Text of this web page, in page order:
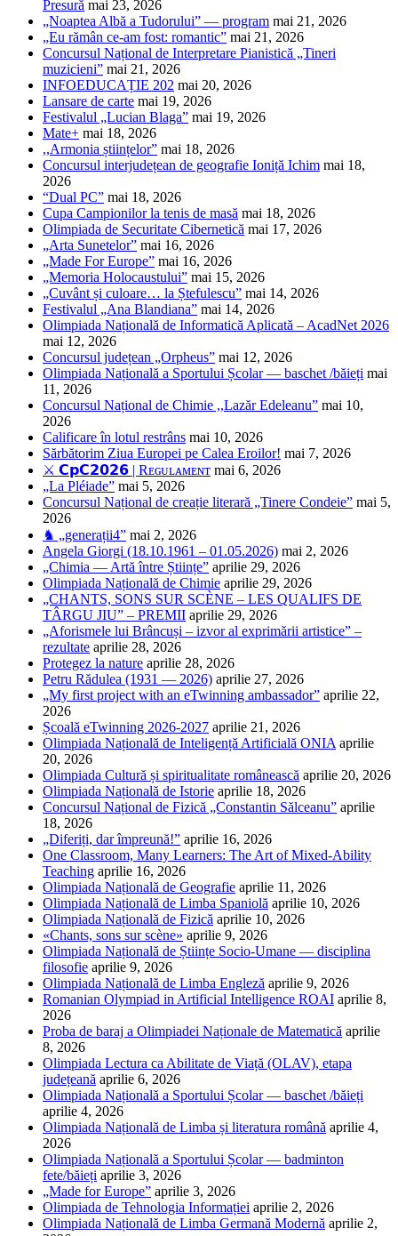
Presură mai 23, 2026
„Noaptea Albă a Tudorului” — program mai 21, 2026
„Eu rămân ce-am fost: romantic” mai 21, 2026
Concursul Național de Interpretare Pianistică „Tineri
muzicieni” mai 21, 2026
INFOEDUCAȚIE 202 mai 20, 2026
Lansare de carte mai 19, 2026
Festivalul „Lucian Blaga” mai 19, 2026
Mate+ mai 18, 2026
,,Armonia științelor” mai 18, 2026
Concursul interjudețean de geografie Ioniță Ichim mai 18,
2026
“Dual PC” mai 18, 2026
Cupa Campionilor la tenis de masă mai 18, 2026
Olimpiada de Securitate Cibernetică mai 17, 2026
„Arta Sunetelor” mai 16, 2026
„Made For Europe” mai 16, 2026
„Memoria Holocaustului” mai 15, 2026
„Cuvânt și culoare… la Ștefulescu” mai 14, 2026
Festivalul „Ana Blandiana” mai 14, 2026
Olimpiada Națională de Informatică Aplicată – AcadNet 2026
mai 12, 2026
Concursul județean „Orpheus” mai 12, 2026
Olimpiada Națională a Sportului Școlar — baschet /băieți mai
11, 2026
Concursul Național de Chimie ,,Lazăr Edeleanu” mai 10,
2026
Calificare în lotul restrâns mai 10, 2026
Sărbătorim Ziua Europei pe Calea Eroilor! mai 7, 2026
⚔️ 𝗖𝗽𝗖𝟮𝟬𝟮𝟲 | Rᴇɢᴜʟᴀᴍᴇɴᴛ mai 6, 2026
„La Pléiade” mai 5, 2026
Concursul Național de creație literară „Tinere Condeie” mai 5,
2026
♞ „generații4” mai 2, 2026
Angela Giorgi (18.10.1961 – 01.05.2026) mai 2, 2026
„Chimia — Artă între Științe” aprilie 29, 2026
Olimpiada Națională de Chimie aprilie 29, 2026
„CHANTS, SONS SUR SCÈNE – LES QUALIFS DE
TÂRGU JIU” – PREMII aprilie 29, 2026
„Aforismele lui Brâncuși – izvor al exprimării artistice” –
rezultate aprilie 28, 2026
Protegez la nature aprilie 28, 2026
Petru Rădulea (1931 — 2026) aprilie 27, 2026
„My first project with an eTwinning ambassador” aprilie 22,
2026
Școală eTwinning 2026-2027 aprilie 21, 2026
Olimpiada Națională de Inteligență Artificială ONIA aprilie
20, 2026
Olimpiada Cultură și spiritualitate românească aprilie 20, 2026
Olimpiada Națională de Istorie aprilie 18, 2026
Concursul Național de Fizică „Constantin Sălceanu” aprilie
18, 2026
„Diferiți, dar împreună!” aprilie 16, 2026
One Classroom, Many Learners: The Art of Mixed-Ability
Teaching aprilie 16, 2026
Olimpiada Națională de Geografie aprilie 11, 2026
Olimpiada Națională de Limba Spaniolă aprilie 10, 2026
Olimpiada Națională de Fizică aprilie 10, 2026
«Chants, sons sur scène» aprilie 9, 2026
Olimpiada Națională de Științe Socio-Umane — disciplina
filosofie aprilie 9, 2026
Olimpiada Națională de Limba Engleză aprilie 9, 2026
Romanian Olympiad in Artificial Intelligence ROAI aprilie 8,
2026
Proba de baraj a Olimpiadei Naționale de Matematică aprilie
8, 2026
Olimpiada Lectura ca Abilitate de Viață (OLAV), etapa
județeană aprilie 6, 2026
Olimpiada Națională a Sportului Școlar — baschet /băieți
aprilie 4, 2026
Olimpiada Națională de Limba și literatura română aprilie 4,
2026
Olimpiada Națională a Sportului Școlar — badminton
fete/băieți aprilie 3, 2026
„Made for Europe” aprilie 3, 2026
Olimpiada de Tehnologia Informației aprilie 2, 2026
Olimpiada Națională de Limba Germană Modernă aprilie 2,